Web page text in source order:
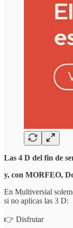
Las 4 D del fin de
y, con MORFEO,
En Multiversial
si no aplicas las 3 D:
👉 Disfrutar